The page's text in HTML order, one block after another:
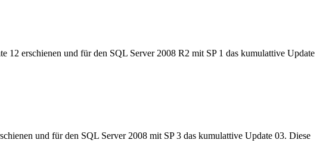
12 erschienen und für den SQL Server 2008 R2 mit SP 1 das kumulattive Update
und für den SQL Server 2008 mit SP 3 das kumulattive Update 03. Diese